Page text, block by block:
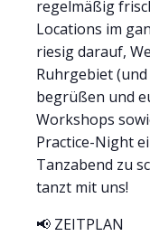
regelmäßig
Locations im
riesig darauf,
Ruhrgebiet
begrüßen und
Workshops
Practice-Night
Tanzabend zu
tanzt mit uns!
📢 ZEITPLAN